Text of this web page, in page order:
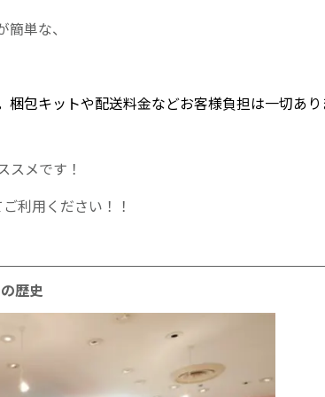
単な、
梱包キットや配送料金などお客様負担は一切あ
スメです！
利用ください！！
歴史